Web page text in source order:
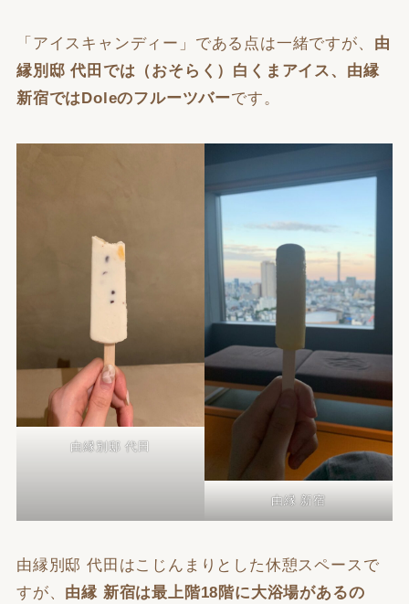
「アイスキャンディー」である点は一緒ですが、 由
縁別邸 代田では（おそらく）白くまアイス、由縁
新宿ではDoleのフルーツバーです。
由縁別邸 代田
由縁 新宿
由縁別邸 代田はこじんまりとした休憩スペースで
すが、 由縁 新宿は最上階18階に大浴場があるの